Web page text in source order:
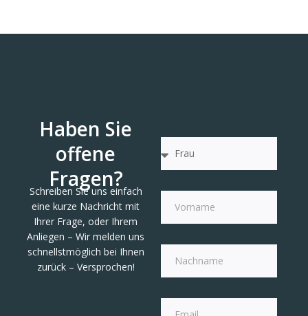
Haben Sie
offene
Fragen?
Schreiben Sie uns einfach
eine kurze Nachricht mit
Ihrer Frage, oder Ihrem
Anliegen – Wir melden uns
schnellstmöglich bei Ihnen
zurück – Versprochen!